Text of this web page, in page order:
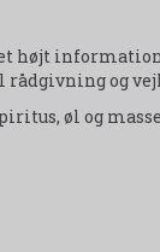
højt
rådgivning og
øl og